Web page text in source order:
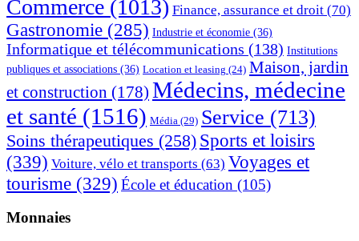
Commerce (1013) Finance, assurance et droit (70)
Gastronomie (285) Industrie et économie (36)
Informatique et télécommunications (138) Institutions
publiques et associations (36) Location et leasing (24) Maison, jardin
et construction (178) Médecins, médecine
et santé (1516) Média (29) Service (713)
Soins thérapeutiques (258) Sports et loisirs
(339) Voiture, vélo et transports (63) Voyages et
tourisme (329) École et éducation (105)
Monnaies